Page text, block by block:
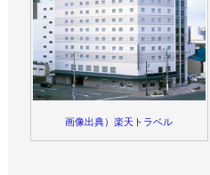
画像出典）楽天トラベル